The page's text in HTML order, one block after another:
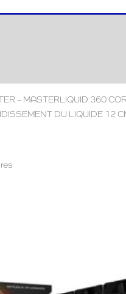
– MASTERLIQUID 360
DU LIQUIDE 12